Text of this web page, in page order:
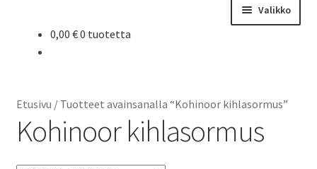
Valikko
0,00 €0 tuotetta
Etusivu / Tuotteet avainsanalla “Kohinoor kihlasormus”
Kohinoor kihlasormus